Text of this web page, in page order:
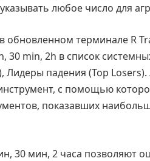
любое число для
обновленном терминале R
30 min, 2h в список
Лидеры падения (Top
с помощью
показавших
30 мин, 2 часа позволяют